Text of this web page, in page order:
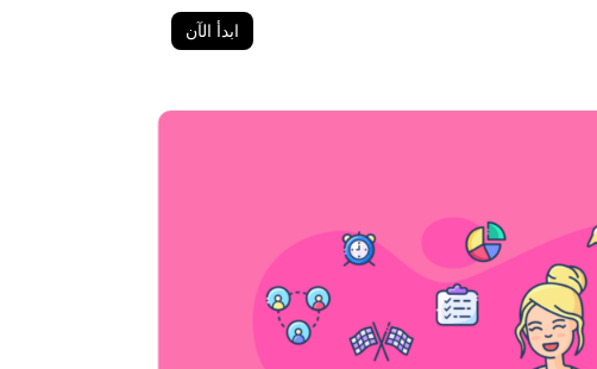
ابدأ الآن